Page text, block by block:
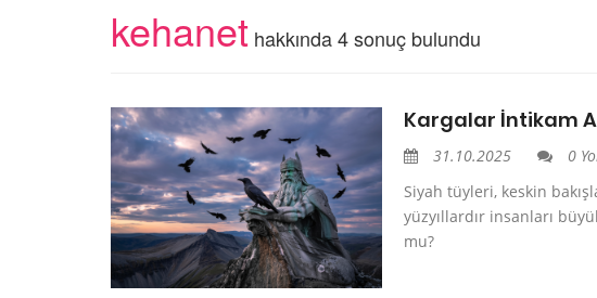
kehanet hakkında 4 sonuç bulundu
Kargalar İntikam
31.10.2025
0
Siyah tüyleri, keskin
yüzyıllardır insanları
mu?